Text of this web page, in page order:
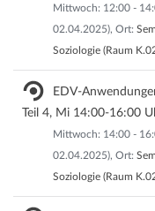
Mittwoch: 12:00 -
02.04.2025), Ort:
Soziologie (Raum
EDV-
Teil 4, Mi 14:00-16:00
Mittwoch: 14:00 -
02.04.2025), Ort:
Soziologie (Raum